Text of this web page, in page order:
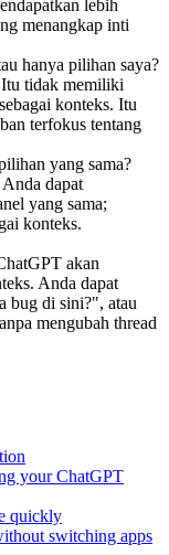
lebih
menangkap inti
hanya pilihan saya?
tidak memiliki
konteks. Itu
terfokus tentang
yang sama?
dapat
yang sama;
konteks.
akan
Anda dapat
bug di sini?", atau
mengubah thread
your ChatGPT
quickly
switching apps